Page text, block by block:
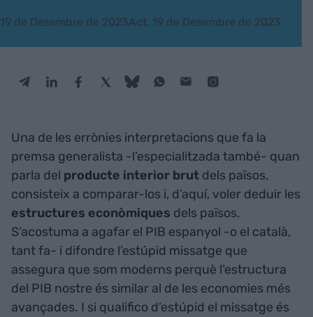
19 de Desembre de 2023Act. 19 de Desembre de 2023
Una de les errònies interpretacions que fa la
premsa generalista -l’especialitzada també- quan
parla del producte interior brut dels països,
consisteix a comparar-los i, d’aquí, voler deduir les
estructures econòmiques dels països.
S’acostuma a agafar el PIB espanyol -o el català,
tant fa- i difondre l’estúpid missatge que
assegura que som moderns perquè l’estructura
del PIB nostre és similar al de les economies més
avançades. I si qualifico d’estúpid el missatge és